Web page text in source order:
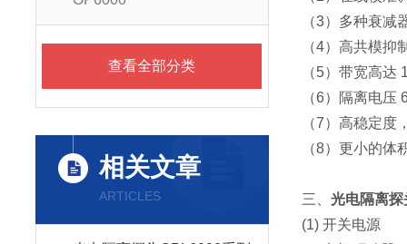
查看全部分类
相关文章
ARTICLES
（3）多种衰
（4）高共模抑
（5）带宽高达
（6）隔离电压
（7）高稳定度
（8）更小的体
三、光电隔离
(1) 开关电源